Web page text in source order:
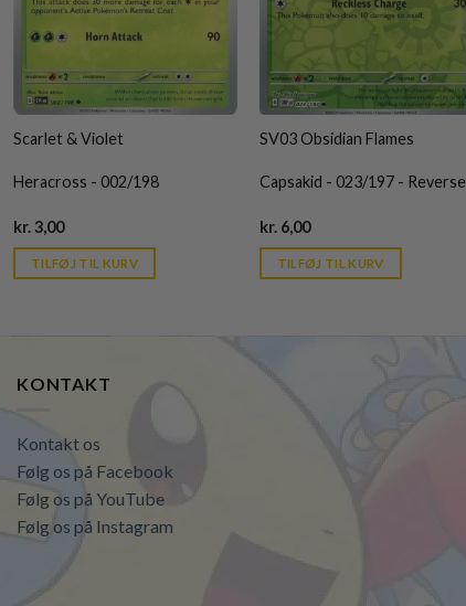
Scarlet & Violet
Heracross - 002/198
kr.3,00Current
is:
kr. 39,95.
TILFØJ TIL KURV
SV03 Obsidian Flames
Capsakid - 023/197 - Reverse
kr.6,00Current
is:
kr. 39,95.
TILFØJ TIL KURV
KONTAKT
Kontakt os
Følg os på Facebook
Følg os på YouTube
Følg os på Instagram